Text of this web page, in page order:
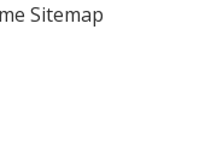
Sitemap